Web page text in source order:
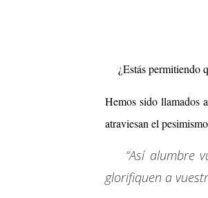
¿Estás permitiendo
Hemos sido llamados
atraviesan el
“Así alumbre
glorifiquen a